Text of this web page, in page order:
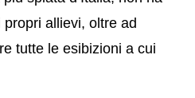
allievi, oltre ad
tutte le esibizioni a cui